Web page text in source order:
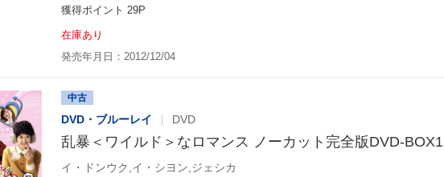
獲得ポイント 29P
在庫あり
発売年月日：2012/12/04
中古
DVD・ブルーレイ DVD
乱暴＜ワイルド＞なロマンス ノーカット完全版DVD-BOX1
イ・ドンウク,イ・シヨン,ジェシカ